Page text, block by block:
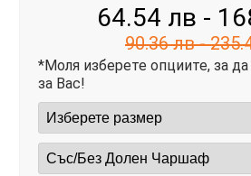
64.54 лв -
90.36 лв -
*Моля изберете опциите, за
за Вас!